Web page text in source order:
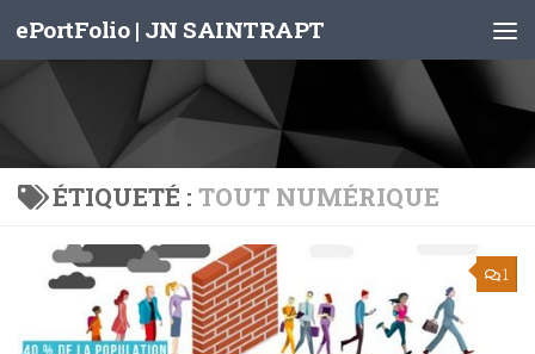
Skip to content
ePortFolio | JN SAINTRAPT
ÉTIQUETÉ : TOUT NUMÉRIQUE
1